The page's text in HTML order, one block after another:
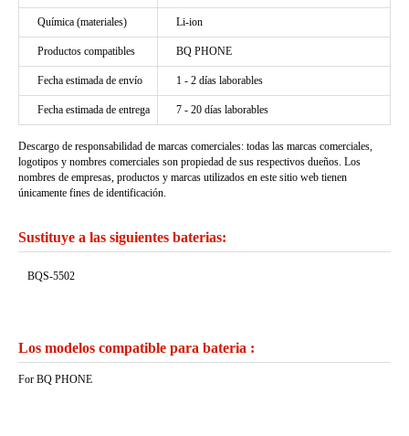
Química (materiales) Li-ion
Productos compatibles BQ PHONE
Fecha estimada de envío 1 - 2 días laborables
Fecha estimada de entrega 7 - 20 días laborables
Descargo de responsabilidad de marcas comerciales: todas las marcas comerciales,
logotipos y nombres comerciales son propiedad de sus respectivos dueños. Los
nombres de empresas, productos y marcas utilizados en este sitio web tienen
únicamente fines de identificación.
Sustituye a las siguientes baterias:
BQS-5502
Los modelos compatible para bateria :
For BQ PHONE